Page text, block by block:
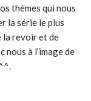
thèmes qui nous
la série le plus
la revoir et de
à l’image de